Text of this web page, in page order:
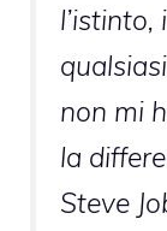
non mi
la
Steve